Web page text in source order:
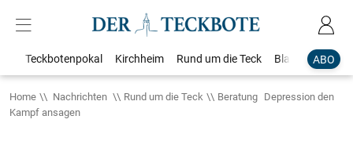
ABO
Teckbotenpokal Kirchheim Rund um die Teck Blaulicht
Home Nachrichten Rund um die Teck
Beratung Depression den
Kampf ansagen